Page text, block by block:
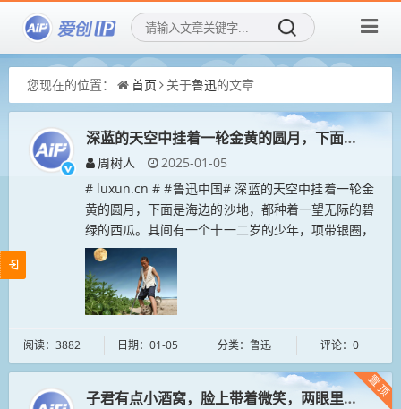
您现在的位置： 首页 关于鲁迅的文章
深蓝的天空中挂着一轮金黄的圆月，下面是海边
周树人
2025-01-05
# luxun.cn # #鲁迅中国# 深蓝的天空中挂着一轮金
黄的圆月，下面是海边的沙地，都种着一望无际的碧
绿的西瓜。其间有一个十一二岁的少年，项带银圈，
手捏一柄钢叉，向一匹猹尽力的刺去。那猹却将身一
扭，反从他的胯下...
阅读：3882 日期：01-05 分类：鲁迅 评论：0
子君有点小酒窝，脸上带着微笑，两眼里弥漫着
置顶